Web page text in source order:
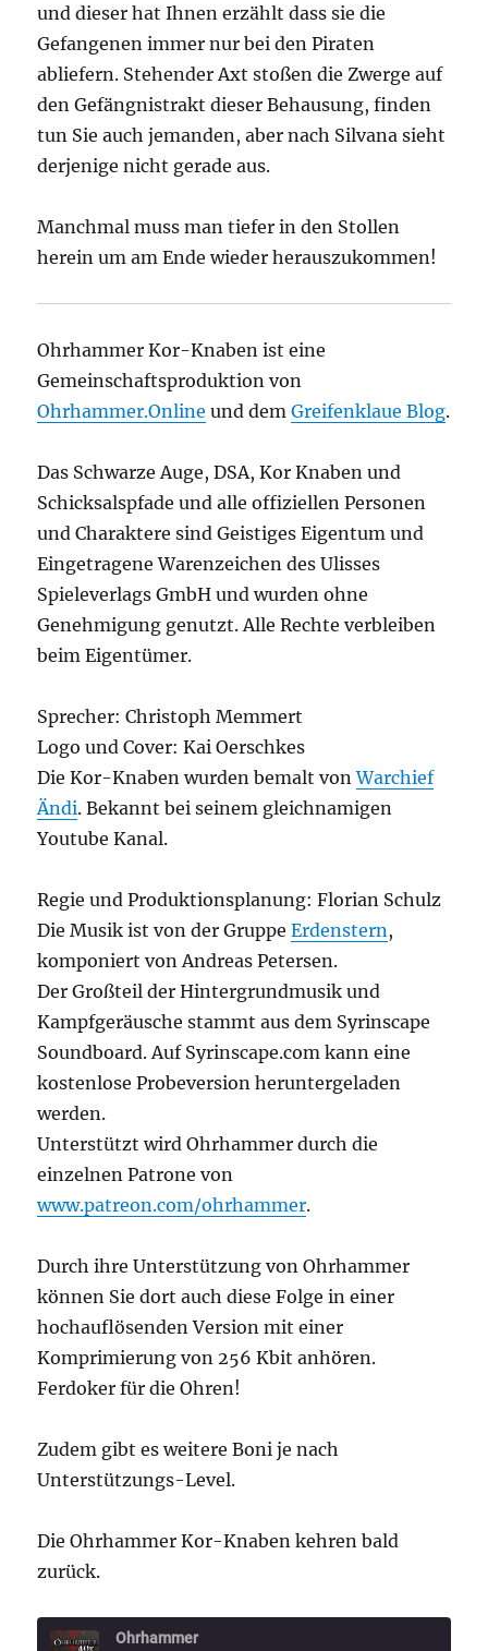
und dieser hat Ihnen erzählt dass sie die
Gefangenen immer nur bei den Piraten
abliefern. Stehender Axt stoßen die Zwerge auf
den Gefängnistrakt dieser Behausung, finden
tun Sie auch jemanden, aber nach Silvana sieht
derjenige nicht gerade aus.
Manchmal muss man tiefer in den Stollen
herein um am Ende wieder herauszukommen!
Ohrhammer Kor-Knaben ist eine
Gemeinschaftsproduktion von
Ohrhammer.Online und demGreifenklaue Blog.
Das Schwarze Auge, DSA, Kor Knaben und
Schicksalspfade und alle offiziellen Personen
und Charaktere sind Geistiges Eigentum und
Eingetragene Warenzeichen des Ulisses
Spieleverlags GmbHund wurden ohne
Genehmigung genutzt. Alle Rechte verbleiben
beim Eigentümer.
Sprecher: Christoph Memmert
Logo und Cover: Kai Oerschkes
Die Kor-Knaben wurden bemalt vonWarchief
Ändi. Bekannt bei seinem gleichnamigen
Youtube Kanal.
Regie und Produktionsplanung: Florian Schulz
Die Musik ist von der GruppeErdenstern,
komponiert von Andreas Petersen.
Der Großteil der Hintergrundmusik und
Kampfgeräusche stammt aus dem Syrinscape
Soundboard. Auf Syrinscape.com kann eine
kostenlose Probeversion heruntergeladen
werden.
Unterstützt wird Ohrhammer durch die
einzelnen Patrone von
www.patreon.com/ohrhammer.
Durch ihre Unterstützung von Ohrhammer
können Sie dort auch diese Folge in einer
hochauflösenden Version mit einer
Komprimierung von 256 Kbit anhören.
Ferdoker für die Ohren!
Zudem gibt es weitere Boni je nach
Unterstützungs-Level.
Die Ohrhammer Kor-Knaben kehren bald
zurück.
Ohrhammer